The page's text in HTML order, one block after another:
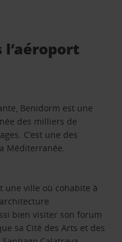
l’aéroport
Benidorm est une
des milliers de
C’est une des
Méditerranée.
une ville où cohabite à
bien visiter son forum
sa Cité des Arts et des